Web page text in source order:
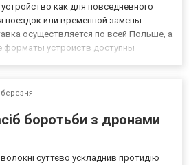
как для повседневного
поездок или временной замены
осуществляется по всей Польше, а
форматы устройств доступны
березня
боротьби з дронами
суттєво ускладнив протидію